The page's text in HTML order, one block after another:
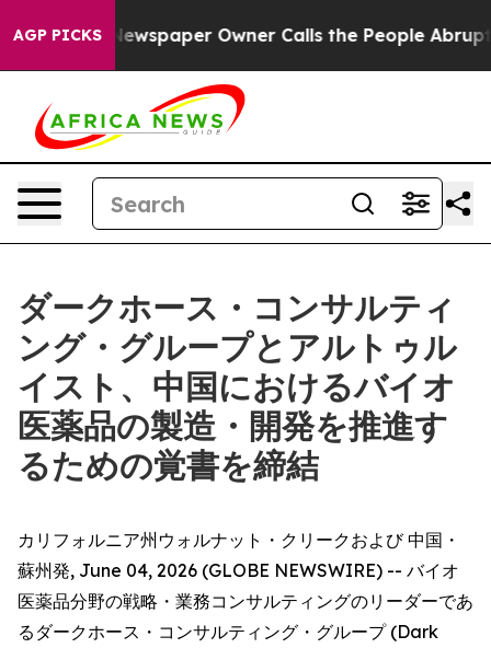
AGP PICKSNewspaper Owner Calls the People Abruptly
ダークホース・コンサルティ
ング・グループとアルトゥル
イスト、中国におけるバイオ
医薬品の製造・開発を推進す
るための覚書を締結
カリフォルニア州ウォルナット・クリークおよび 中国・
蘇州発, June 04, 2026 (GLOBE NEWSWIRE) -- バイオ
医薬品分野の戦略・業務コンサルティングのリーダーであ
るダークホース・コンサルティング・グループ (Dark